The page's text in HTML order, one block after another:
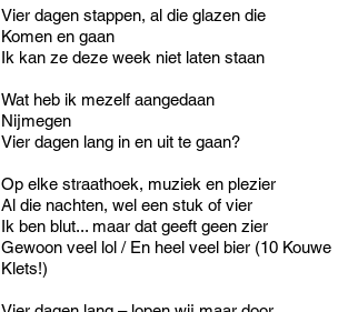
Vier dagen stappen, al die glazen die
Komen en gaan
Ik kan ze deze week niet laten staan
Wat heb ik mezelf aangedaan
Nijmegen
Vier dagen lang in en uit te gaan?
Op elke straathoek, muziek en plezier
Al die nachten, wel een stuk of vier
Ik ben blut... maar dat geeft geen zier
Gewoon veel lol / En heel veel bier (10 Kouwe
Klets!)